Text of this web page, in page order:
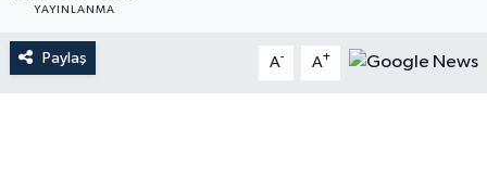
YAYINLANMA
Paylaş A- A+